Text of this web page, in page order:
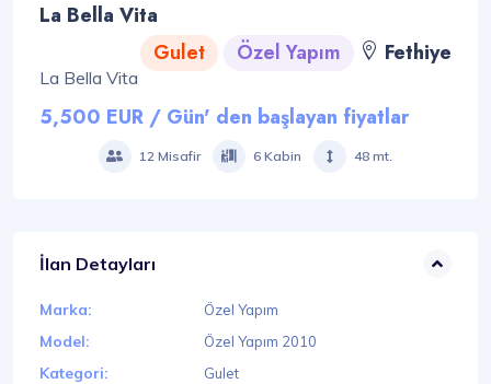
La Bella Vita
Gulet
Özel Yapım Fethiye
La Bella Vita
5,500 EUR / Gün' den başlayan fiyatlar
12 Misafir 6 Kabin 48 mt.
İlan Detayları
Marka: Özel Yapım
Model: Özel Yapım 2010
Kategori: Gulet